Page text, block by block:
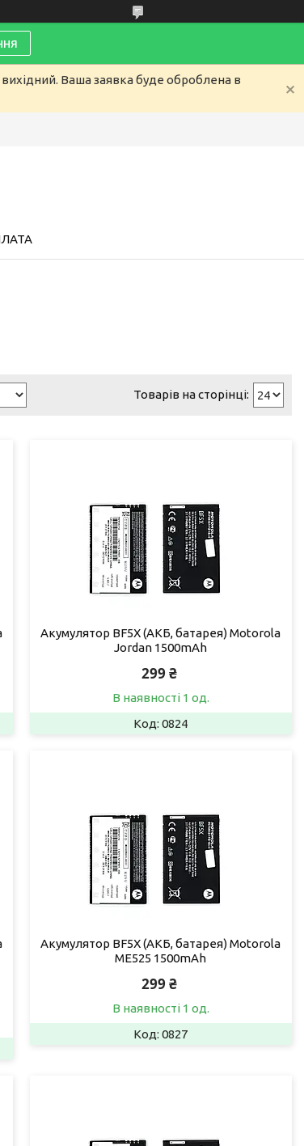
Ваша заявка буде оброблена в
Акумулятор BF5X (АКБ, батарея) Motorola
Jordan 1500mAh
299 ₴
В наявності 1 од.
0824
Акумулятор BF5X (АКБ, батарея) Motorola
ME525 1500mAh
299 ₴
В наявності 1 од.
0827